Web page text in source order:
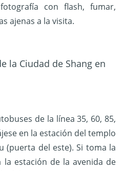
con flash, fumar,
ajenas a la visita.
la Ciudad de Shang en
de la línea 35, 60, 85,
en la estación del templo
(puerta del este).Si toma la
la estación de la avenida de